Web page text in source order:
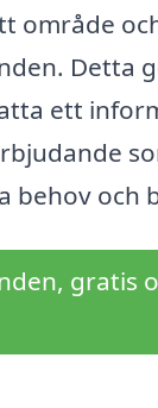
område
Detta
ett
behov och
gratis